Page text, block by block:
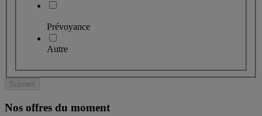
Prévoyance
Autre
Suivant
Nos offres du moment